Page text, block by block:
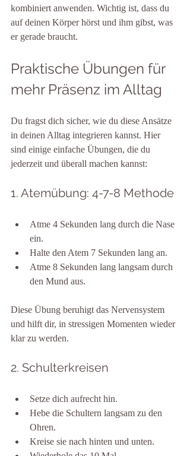
kombiniert anwenden. Wichtig ist, dass du
auf deinen Körper hörst und ihm gibst, was
er gerade braucht.
Praktische Übungen für
mehr Präsenz im Alltag
Du fragst dich sicher, wie du diese Ansätze
in deinen Alltag integrieren kannst. Hier
sind einige einfache Übungen, die du
jederzeit und überall machen kannst:
1. Atemübung: 4-7-8 Methode
Atme 4 Sekunden lang durch die Nase
ein.
Halte den Atem 7 Sekunden lang an.
Atme 8 Sekunden lang langsam durch
den Mund aus.
Diese Übung beruhigt das Nervensystem
und hilft dir, in stressigen Momenten wieder
klar zu werden.
2. Schulterkreisen
Setze dich aufrecht hin.
Hebe die Schultern langsam zu den
Ohren.
Kreise sie nach hinten und unten.